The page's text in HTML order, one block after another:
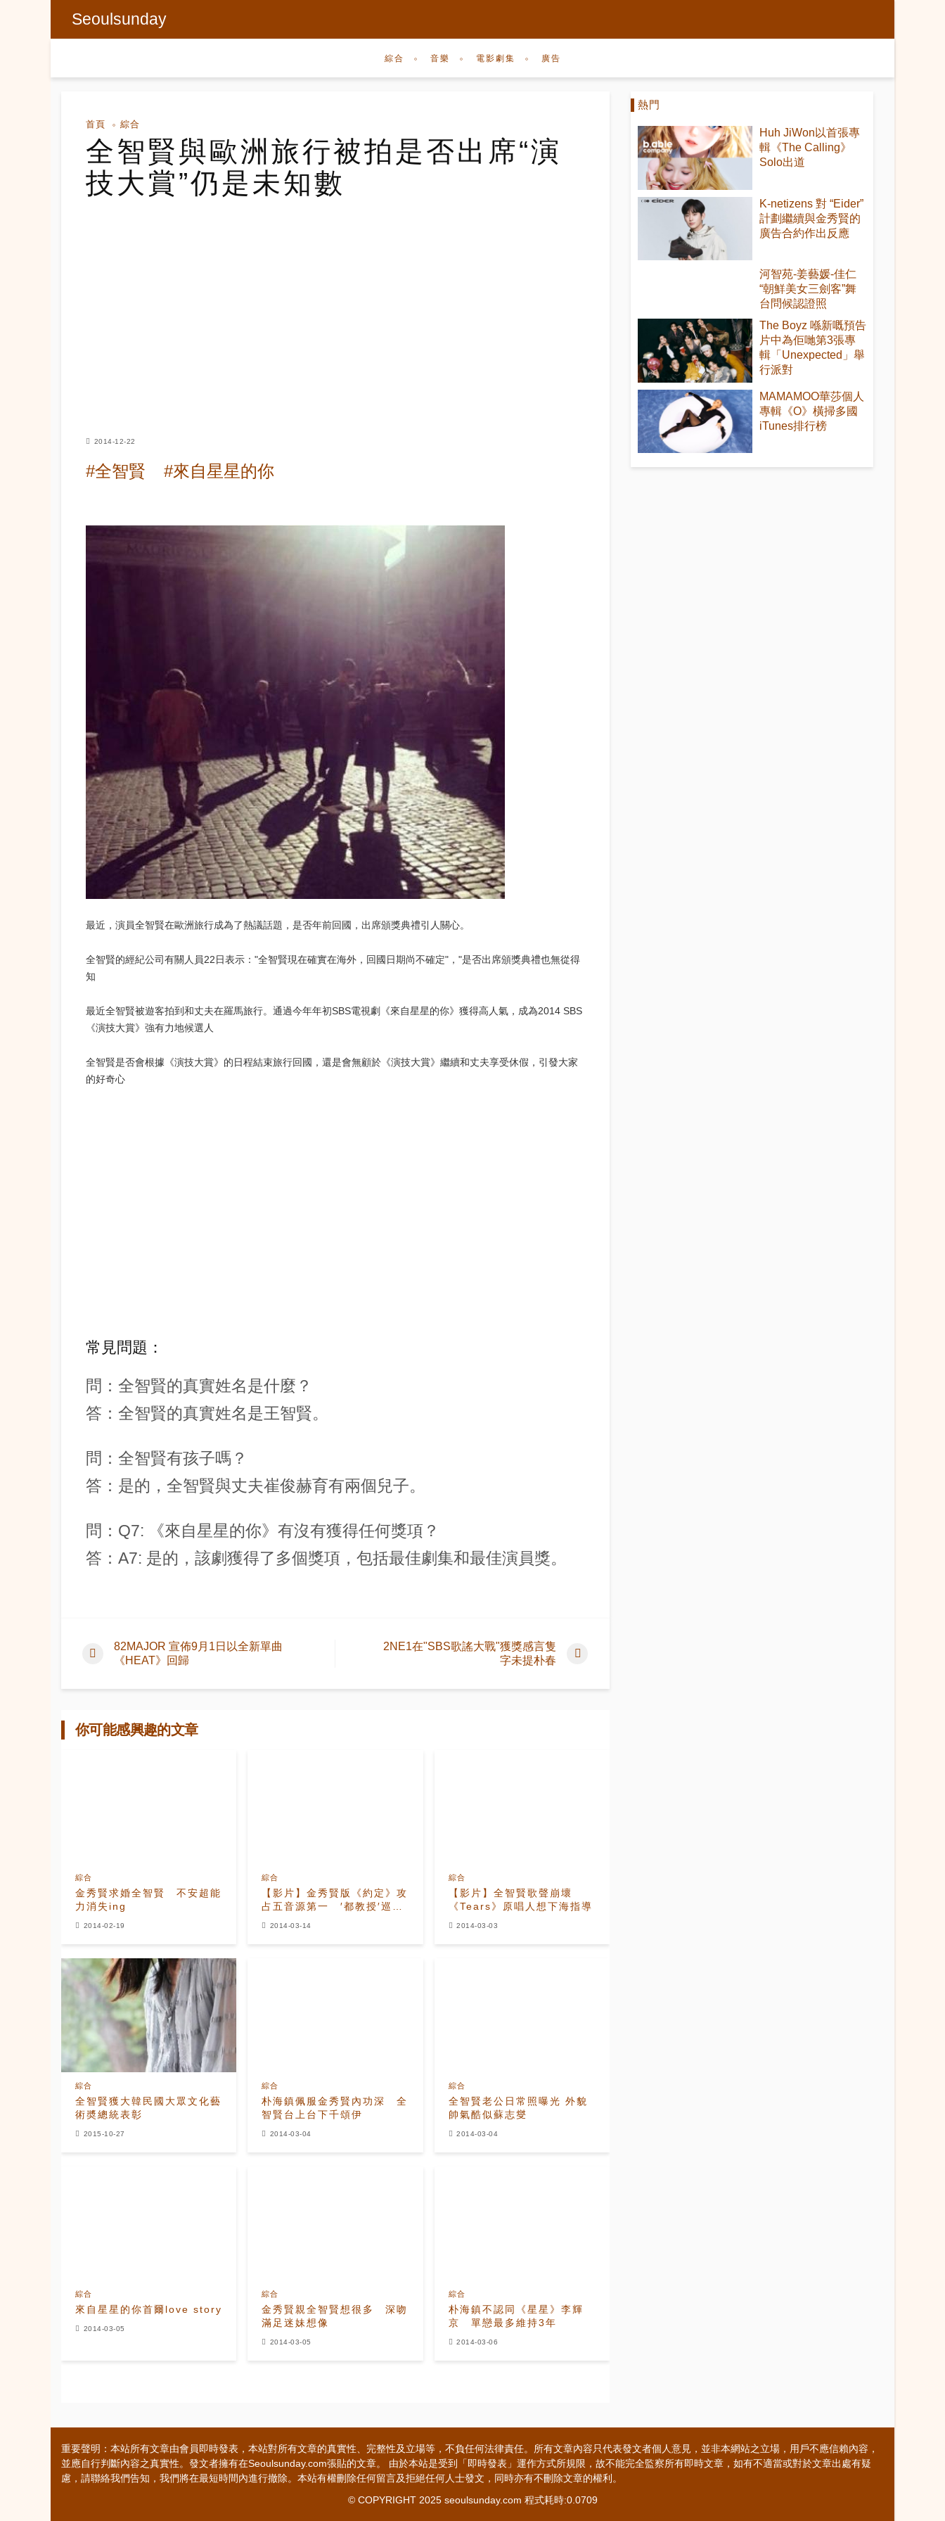
Seoulsunday
綜合 音樂 電影劇集 廣告
首頁 綜合
全智賢與歐洲旅行被拍是否出席“演
技大賞”仍是未知數
2014-12-22
#全智賢 #來自星星的你
最近，演員全智賢在歐洲旅行成為了熱議話題，是否年前回國，出席頒獎典禮引人關心。
全智賢的經紀公司有關人員22日表示："全智賢現在確實在海外，回國日期尚不確定"，"是否出席頒獎典禮也無從得
知
最近全智賢被遊客拍到和丈夫在羅馬旅行。 通過今年年初SBS電視劇《來自星星的你》獲得高人氣，成為2014 SBS
《演技大賞》強有力地候選人
全智賢是否會根據《演技大賞》的日程結束旅行回國，還是會無顧於《演技大賞》繼續和丈夫享受休假，引發大家
的好奇心
常見問題：
問：全智賢的真實姓名是什麼？
答：全智賢的真實姓名是王智賢。
問：全智賢有孩子嗎？
答：是的，全智賢與丈夫崔俊赫育有兩個兒子。
問：Q7: 《來自星星的你》有沒有獲得任何獎項？
答：A7: 是的，該劇獲得了多個獎項，包括最佳劇集和最佳演員獎。
82MAJOR 宣佈9月1日以全新單曲
《HEAT》回歸
2NE1在"SBS歌謠大戰"獲獎感言隻
字未提朴春
你可能感興趣的文章
金秀賢求婚全智賢 不安超能
力消失ing
綜合
2014-02-19
【影片】金秀賢版《約定》攻
占五音源第一 ′都教授′巡迴
綜合
2014-03-14
【影片】全智賢歌聲崩壞
《Tears》原唱人想下海指導
綜合
2014-03-03
全智賢獲大韓民國大眾文化藝
術奬總統表彰
綜合
2015-10-27
朴海鎮佩服金秀賢內功深 全
智賢台上台下千頌伊
綜合
2014-03-04
全智賢老公日常照曝光 外貌
帥氣酷似蘇志燮
綜合
2014-03-04
來自星星的你首爾love story
綜合
2014-03-05
金秀賢親全智賢想很多 深吻
滿足迷妹想像
綜合
2014-03-05
朴海鎮不認同《星星》李輝
京 單戀最多維持3年
綜合
2014-03-06
熱門
Huh JiWon以首張專
輯《The Calling》
Solo出道
K-netizens 對 “Eider”
計劃繼續與金秀賢的
廣告合約作出反應
河智苑-姜藝媛-佳仁
“朝鮮美女三劍客”舞
台問候認證照
The Boyz 喺新嘅預告
片中為佢哋第3張專
輯「Unexpected」舉
行派對
MAMAMOO華莎個人
專輯《O》橫掃多國
iTunes排行榜
重要聲明：本站所有文章由會員即時發表，本站對所有文章的真實性、完整性及立場等，不負任何法律責任。所有文章內容只代表發文者個人意見，並非本網站之立場，用戶不應信賴內容，
並應自行判斷內容之真實性。發文者擁有在Seoulsunday.com張貼的文章。 由於本站是受到「即時發表」運作方式所規限，故不能完全監察所有即時文章，如有不適當或對於文章出處有疑
慮，請聯絡我們告知，我們將在最短時間內進行撤除。本站有權刪除任何留言及拒絕任何人士發文，同時亦有不刪除文章的權利。
© COPYRIGHT 2025 seoulsunday.com 程式耗時:0.0709